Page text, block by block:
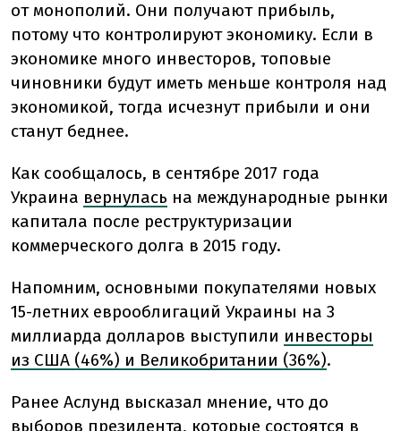
от монополий. Они получают прибыль,
потому что контролируют экономику. Если в
экономике много инвесторов, топовые
чиновники будут иметь меньше контроля над
экономикой, тогда исчезнут прибыли и они
станут беднее.
Как сообщалось, в сентябре 2017 года
Украина вернулась на международные рынки
капитала после реструктуризации
коммерческого долга в 2015 году.
Напомним, основными покупателями новых
15-летних еврооблигаций Украины на 3
миллиарда долларов выступили инвесторы
из США (46%) и Великобритании (36%).
Ранее Аслунд высказал мнение, что до
выборов президента, которые состоятся в